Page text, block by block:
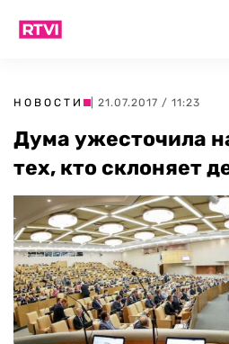
НОВОСТИ | 21.07.2017 / 11:23
Дума ужесточила
тех, кто склоняет